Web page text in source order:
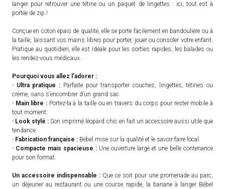
langer pour retrouver une tétine ou un paquet de lingettes : ici, tout est à
portée de zip !
Conçue en coton épais de qualité, elle se porte facilement en bandoulière ou à
la taille, laissant vos mains libres pour porter, jouer ou consoler votre enfant.
Pratique au quotidien, elle est idéale pour les sorties rapides, les balades ou
les rendez-vous médicaux.
Pourquoi vous allez l’adorer :
- Ultra pratique : Parfaite pour transporter couches, lingettes, tétines ou
crème, sans s’encombrer d’un grand sac.
- Main libre : Portez-la à la taille ou en travers du corps pour rester mobile à
tout moment.
- Look stylé : Son imprimé léopard chic en fait un accessoire aussi utile que
tendance.
- Fabrication française : Bébel mise sur la qualité et le savoir-faire local.
- Compacte mais spacieuse : Une ouverture large et une belle contenance
pour son format.
Un accessoire indispensable : Que ce soit pour une promenade au parc,
un déjeuner au restaurant ou une course rapide, la banane à langer Bébel